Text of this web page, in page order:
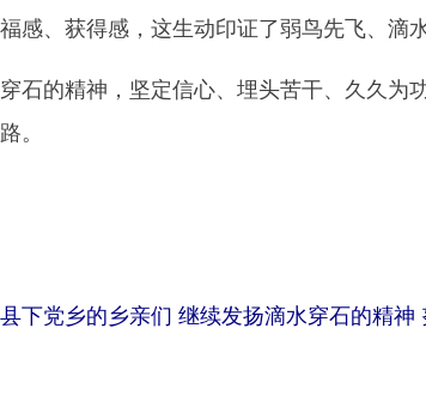
感、获得感，这生动印证了弱鸟先飞、滴水
的精神，坚定信心、埋头苦干、久久为
。
下党乡的乡亲们 继续发扬滴水穿石的精